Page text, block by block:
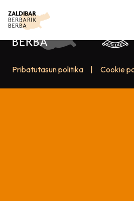
Pribatutasun politika Cookie